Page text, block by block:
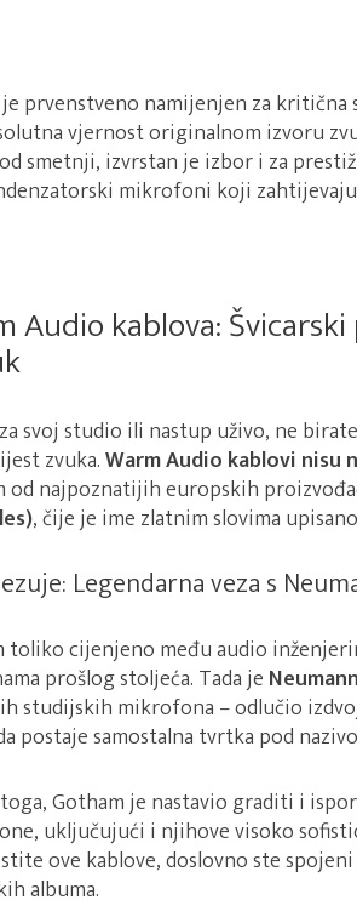
prvenstveno namijenjen za
vjernost originalnom izvoru
smetnji, izvrstan je izbor i za
mikrofoni koji
Audio kablova:
svoj studio ili nastup uživo, ne
zvuka.Warm Audio kablovi nisu
od najpoznatijih europskih
, čije je ime zlatnim slovima
Legendarna veza s
toliko cijenjeno među audio
prošlog stoljeća. Tada je Neumann
studijskih mikrofona – odlučio
postaje samostalna tvrtka pod
Gotham je nastavio graditi i
uključujući i njihove visoko
ove kablove, doslovno ste
albuma.